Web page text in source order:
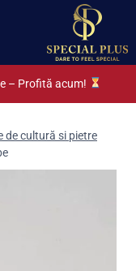
– Profită acum!
de cultură si pietre